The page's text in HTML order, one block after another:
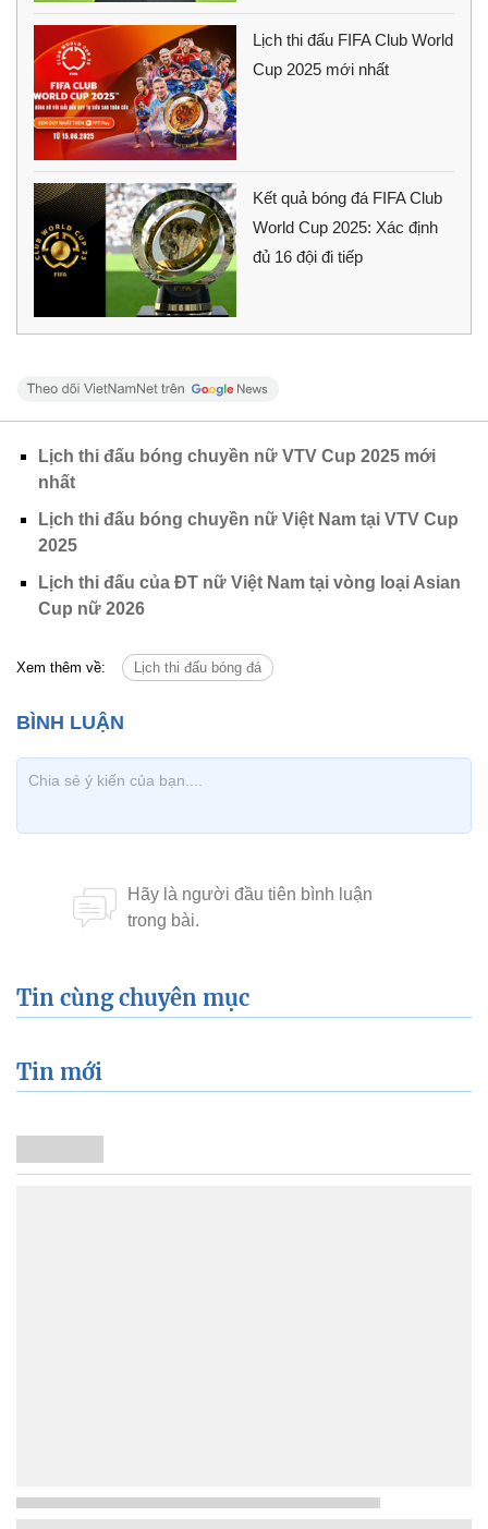
Lịch thi đấu FIFA Club World
Cup 2025 mới nhất
Kết quả bóng đá FIFA Club
World Cup 2025: Xác định
đủ 16 đội đi tiếp
Lịch thi đấu bóng chuyền nữ VTV Cup 2025 mới
nhất
Lịch thi đấu bóng chuyền nữ Việt Nam tại VTV Cup
2025
Lịch thi đấu của ĐT nữ Việt Nam tại vòng loại Asian
Cup nữ 2026
Xem thêm về: Lịch thi đấu bóng đá
Tin cùng chuyên mục
Tin mới